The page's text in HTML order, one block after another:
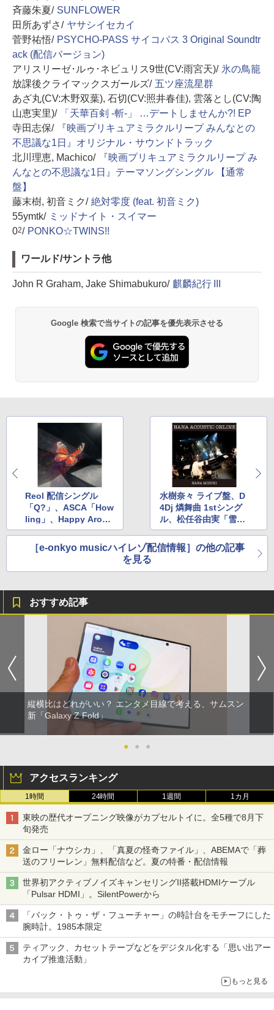
斉藤朱夏/SUNFLOWER
田所あずさ/ヤサシイセカイ
菅野祐悟/PSYCHO-PASS サイコパス 3 Original Soundtr
ack (配信バージョン)
アリスリーゼ･ルゥ･ネビュリス9世(CV:雨宮天)/氷の鳥籠
放課後クライマックスガールズ/五ツ座流星群
あざ丸(CV:木野双葉), 石切(CV:照井春佳), 雲落とし(CV:陶
山恵実里)/「天華百剣 -斬-」 …デートしませんか?! EP
寺田志保/『映画プリキュアミラクルリープ みんなとの
不思議な1日』オリジナル・サウンドトラック
北川理恵, Machico/『映画プリキュアミラクルリープ み
んなとの不思議な1日』テーマソングシングル 【通常
盤】
藤末樹, 初音ミク/絶対零度 (feat. 初音ミク)
55ymtk/ミッドナイト・スイマー
02/ PONKO☆TWINS!!
ワールド/サントラ他
John R Graham, Jake Shimabukuro/麒麟紀行 III
Google 検索で当サイトの記事を優先表示させる
Reol 配信シングル
「Q?」、ASCA「How
ling」、Happy Aroun
d!「Happy Music♪」
水樹奈々 ライブ盤、D
4Dj 燐舞曲 1stシング
ル、松任谷由実「雪の
道しるべ」
［e-onkyo musicハイレゾ配信情報］の他の記事
を見る
おすすめ記事
縦横比はどれがいい？ エンタメ目線で考える、サムスン
新「Galaxy Z Fold」
● ● ●
アクセスランキング
1時間 24時間 1週間 1カ月
東映の歴代オープニング映像がカプセルトイに。全5種で8月下
旬発売
金ロー「ナウシカ」、「真夏の怪奇ファイル」、ABEMAで「葬
送のフリーレン」無料配信など。夏の特番・配信情報
世界初アクティブノイズキャンセリングII搭載HDMIケーブル
「Pulsar HDMI」。SilentPowerから
「バック・トゥ・ザ・フューチャー」の時計台をモチーフにした
腕時計。1985本限定
ティアック、カセットテープなどをデジタル化する「思い出アー
カイブ推進活動」
もっと見る